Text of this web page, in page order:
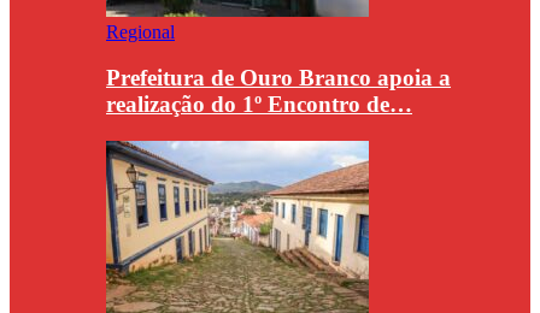
Regional
Prefeitura de Ouro Branco apoia a
realização do 1º Encontro de…